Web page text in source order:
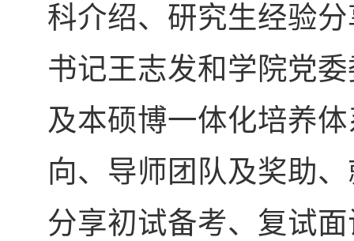
科介绍、研究生经验
书记王志发和学院党
及本硕博一体化培养
向、导师团队及奖助
分享初试备考、复试